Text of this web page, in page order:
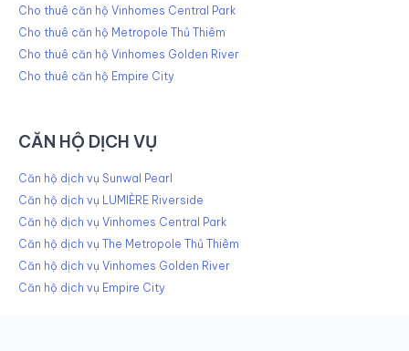
Cho thuê căn hộ Vinhomes Central Park
Cho thuê căn hộ Metropole Thủ Thiêm
Cho thuê căn hộ Vinhomes Golden River
Cho thuê căn hộ Empire City
CĂN HỘ DỊCH VỤ
Căn hộ dịch vụ Sunwal Pearl
Căn hộ dịch vụ LUMIÈRE Riverside
Căn hộ dịch vụ Vinhomes Central Park
Căn hộ dịch vụ The Metropole Thủ Thiêm
Căn hộ dịch vụ Vinhomes Golden River
Căn hộ dịch vụ Empire City